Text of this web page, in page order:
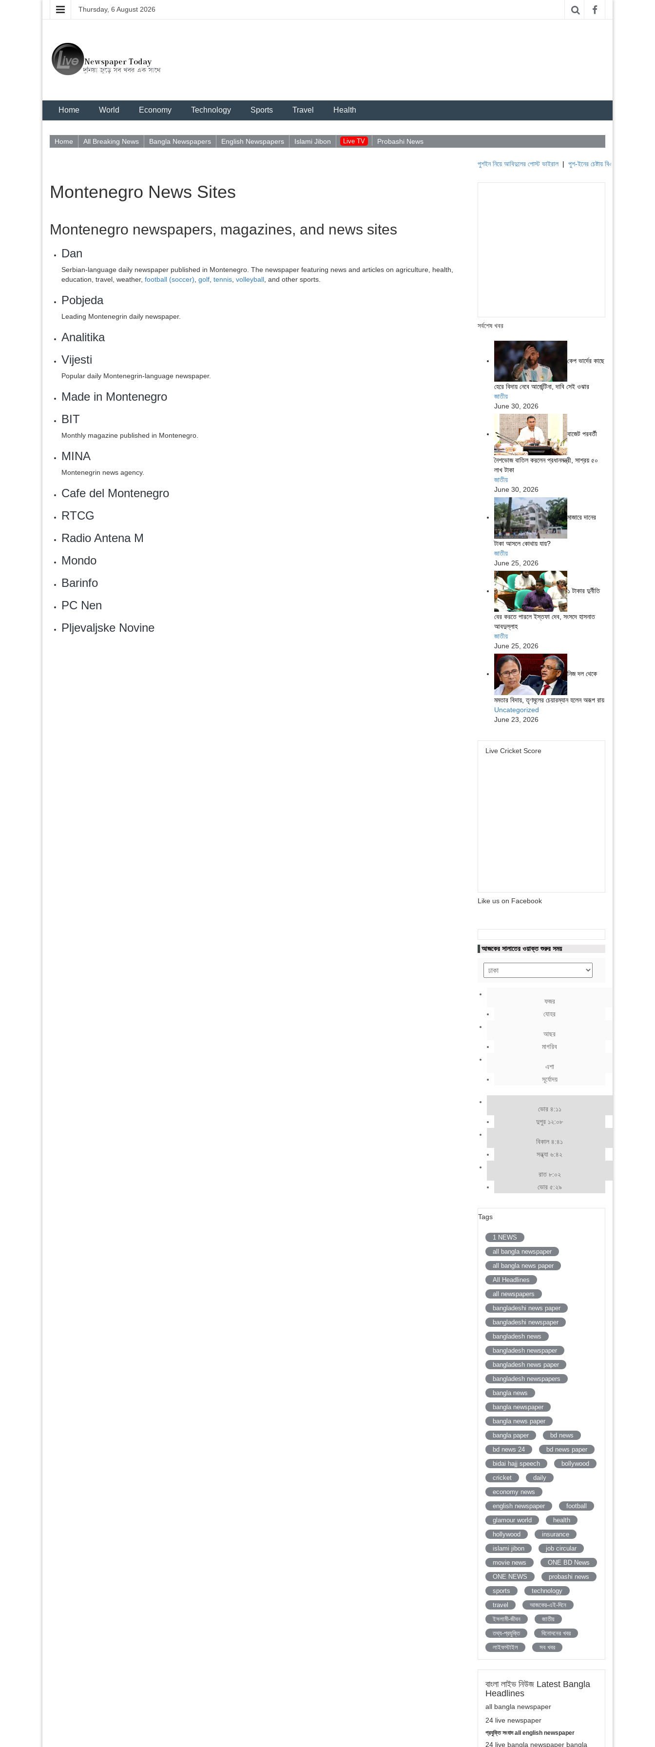
Thursday, 6 August 2026
Home World Economy Technology Sports Travel Health
Home All Breaking News Bangla Newspapers English Newspapers Islami Jibon Live TV Probashi News
পুশইন নিয়ে আবিদুলের পোস্ট ভাইরাল|পুশ-ইনের চেষ্টায় বিএসএফ, পণ্ড করছে বিজিবি
Montenegro News Sites
Montenegro newspapers, magazines, and news sites
Dan
Serbian-language daily newspaper published in Montenegro. The newspaper featuring news and articles on agriculture, health,
education, travel, weather, football (soccer) golf tennis volleyball , and other sports.
Pobjeda
Leading Montenegrin daily newspaper.
‎Analitika
Vijesti
Popular daily Montenegrin-language newspaper.
Made in Montenegro
BIT
Monthly magazine published in Montenegro.
MINA
Montenegrin news agency.
Cafe del Montenegro
RTCG
Radio Antena M
Mondo
Barinfo
PC Nen‎
Pljevaljske Novine‎
সর্বশেষ খবর
কেপ ভার্দের কাছে
হেরে বিদায় নেবে আর্জেন্টিনা, দাবি সেই ওঝার
জাতীয়
June 30, 2026
বাজেট পরবর্তী
নৈশভোজ বাতিল করলেন প্রধানমন্ত্রী, সাশ্রয় ৫০
লাখ টাকা
জাতীয়
June 30, 2026
মাজারে দানের
টাকা আসলে কোথায় যায়?
জাতীয়
June 25, 2026
১ টাকার দুর্নীতি
বের করতে পারলে ইস্তফা দেব, সংসদে হাসনাত
আবদুল্লাহ
জাতীয়
June 25, 2026
নিজ দল থেকে
মমতার বিদায়, তৃণমূলের চেয়ারম্যান হলেন অরূপ রায়
Uncategorized
June 23, 2026
Live Cricket Score
Like us on Facebook
আজকের সালাতের ওয়াক্ত শুরুর সময়
ফজর
যোহর
আছর
মাগরিব
এশা
সূর্যোদয়
ভোর ৪:১১
দুপুর ১২:০৮
বিকাল ৪:৪১
সন্ধ্যা ৬:৪২
রাত ৮:০২
ভোর ৫:২৯
Tags
1 NEWS
all bangla newspaper
all bangla news paper
All Headlines
all newspapers
bangladeshi news paper
bangladeshi newspaper
bangladesh news
bangladesh newspaper
bangladesh news paper
bangladesh newspapers
bangla news
bangla newspaper
bangla news paper
bangla paper
bd news
bd news 24
bd news paper
bidai hajj speech
bollywood
cricket
daily
economy news
english newspaper
football
glamour world
health
hollywood
insurance
islami jibon
job circular
movie news
ONE BD News
ONE NEWS
probashi news
sports
technology
travel
আজকের-এই-দিনে
ইসলামী-জীবন
জাতীয়
তথ্য-প্রযুক্তি
বিনোদনের খবর
লাইফস্টাইল
সব খবর
বাংলা লাইভ নিউজ Latest Bangla
Headlines
all bangla newspaper
24 live newspaper
প্রযুক্তি সংবাদ all english newspaper
24 live bangla newspaper bangla